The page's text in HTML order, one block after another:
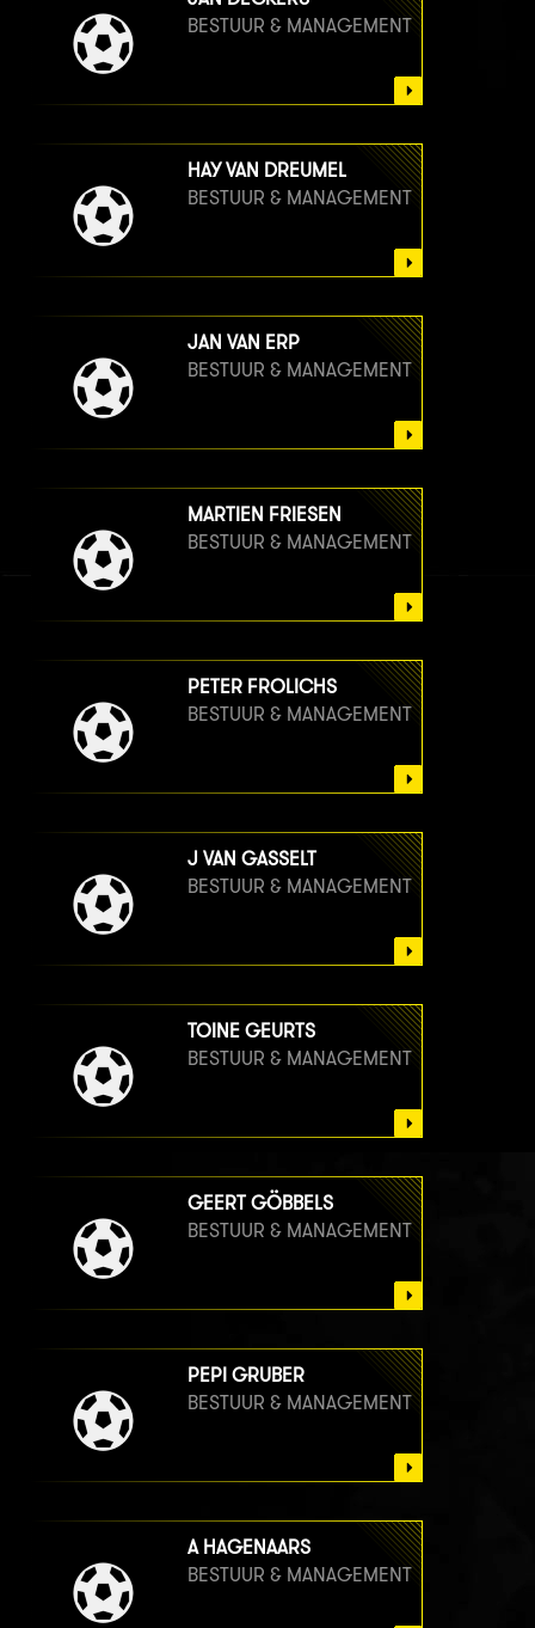
BESTUUR & MANAGEMENT
HAY VAN DREUMEL
BESTUUR & MANAGEMENT
JAN VAN ERP
BESTUUR & MANAGEMENT
MARTIEN FRIESEN
BESTUUR & MANAGEMENT
PETER FROLICHS
BESTUUR & MANAGEMENT
J VAN GASSELT
BESTUUR & MANAGEMENT
TOINE GEURTS
BESTUUR & MANAGEMENT
GEERT GÖBBELS
BESTUUR & MANAGEMENT
PEPI GRUBER
BESTUUR & MANAGEMENT
A HAGENAARS
BESTUUR & MANAGEMENT